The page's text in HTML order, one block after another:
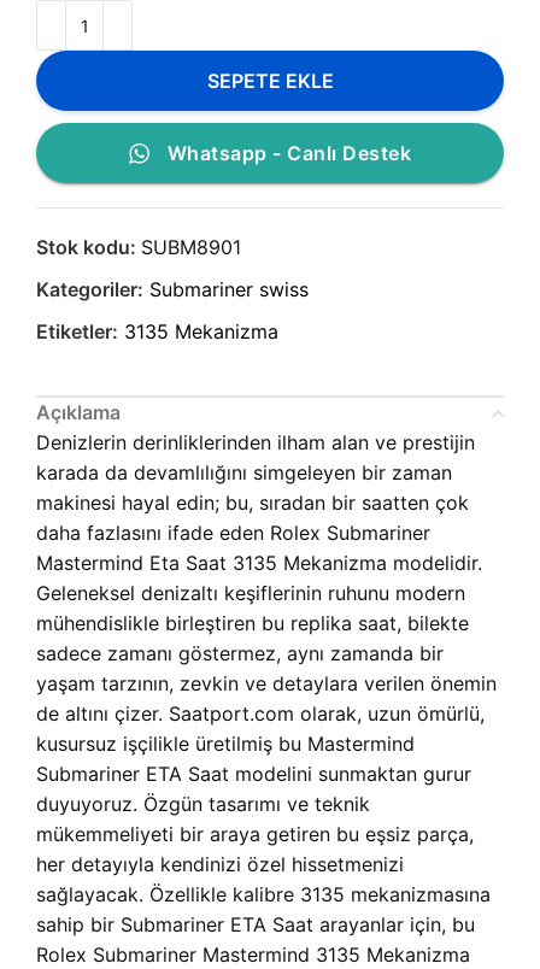
SEPETE EKLE
Whatsapp - Canlı Destek
Stok kodu: SUBM8901
Kategoriler: Submariner swiss
Etiketler: 3135 Mekanizma
Açıklama
Denizlerin derinliklerinden ilham alan ve prestijin
karada da devamlılığını simgeleyen bir zaman
makinesi hayal edin; bu, sıradan bir saatten çok
daha fazlasını ifade eden Rolex Submariner
Mastermind Eta Saat 3135 Mekanizma modelidir.
Geleneksel denizaltı keşiflerinin ruhunu modern
mühendislikle birleştiren bu replika saat, bilekte
sadece zamanı göstermez, aynı zamanda bir
yaşam tarzının, zevkin ve detaylara verilen önemin
de altını çizer. Saatport.com olarak, uzun ömürlü,
kusursuz işçilikle üretilmiş bu Mastermind
Submariner ETA Saat modelini sunmaktan gurur
duyuyoruz. Özgün tasarımı ve teknik
mükemmeliyeti bir araya getiren bu eşsiz parça,
her detayıyla kendinizi özel hissetmenizi
sağlayacak. Özellikle kalibre 3135 mekanizmasına
sahip bir Submariner ETA Saat arayanlar için, bu
Rolex Submariner Mastermind 3135 Mekanizma